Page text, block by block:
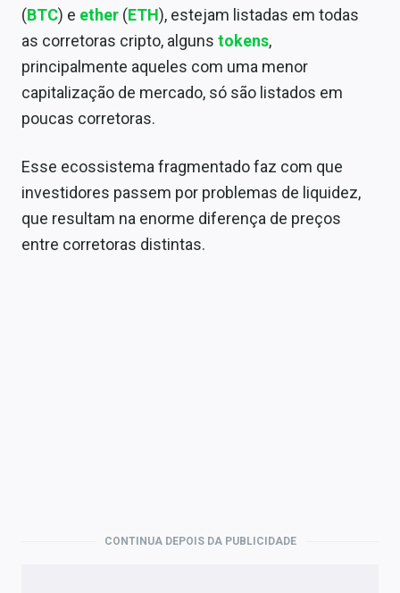
(BTC) e ether (ETH), estejam listadas em todas
as corretoras cripto, alguns tokens,
principalmente aqueles com uma menor
capitalização de mercado, só são listados em
poucas corretoras.
Esse ecossistema fragmentado faz com que
investidores passem por problemas de liquidez,
que resultam na enorme diferença de preços
entre corretoras distintas.
CONTINUA DEPOIS DA PUBLICIDADE